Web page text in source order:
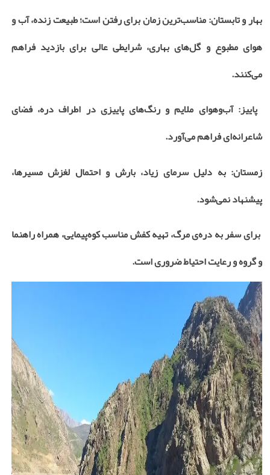
بهار و تابستان: مناسب‌ترین زمان برای رفتن است؛ طبیعت زنده، آب و
هوای مطبوع و گل‌های بهاری، شرایطی عالی برای بازدید فراهم
می‌کنند.
پاییز: آب‌وهوای ملایم و رنگ‌های پاییزی در اطراف دره، فضای
شاعرانه‌ای فراهم می‌آورد.
زمستان: به دلیل سرمای زیاد، بارش و احتمال لغزش مسیرها،
پیشنهاد نمی‌شود.
برای سفر به دره‌ی مرگ، تهیه کفش مناسب کوه‌پیمایی، همراه راهنما
و گروه و رعایت احتیاط ضروری است.